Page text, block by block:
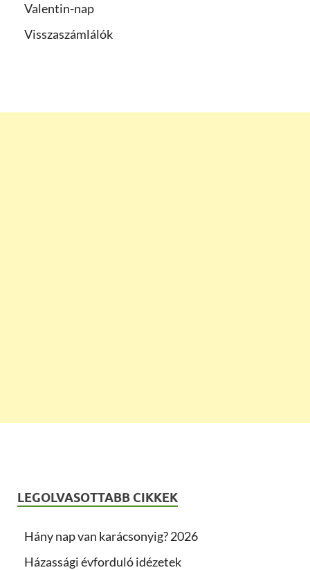
Valentin-nap
Visszaszámlálók
LEGOLVASOTTABB CIKKEK
Hány nap van karácsonyig? 2026
Házassági évforduló idézetek